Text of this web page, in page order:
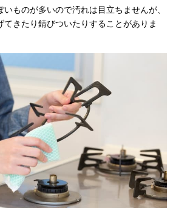
ものが多いので汚れは目立ちませんが、
てきたり錆びついたりすることがありま